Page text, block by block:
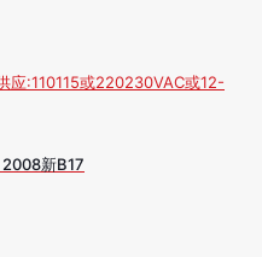
应:110115或220230VAC或12-
新B17